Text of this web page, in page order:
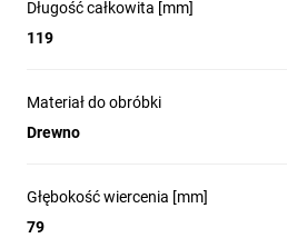
Długość całkowita [mm]
119
Materiał do obróbki
Drewno
Głębokość wiercenia [mm]
79